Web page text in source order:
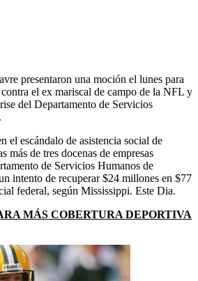
presentaron una moción el lunes para
el ex mariscal de campo de la NFL y
del Departamento de Servicios
el escándalo de asistencia social de
más de tres docenas de empresas
de Servicios Humanos de
intento de recuperar $24 millones en $77
federal, según Mississippi. Este Dia.
MÁS COBERTURA DEPORTIVA